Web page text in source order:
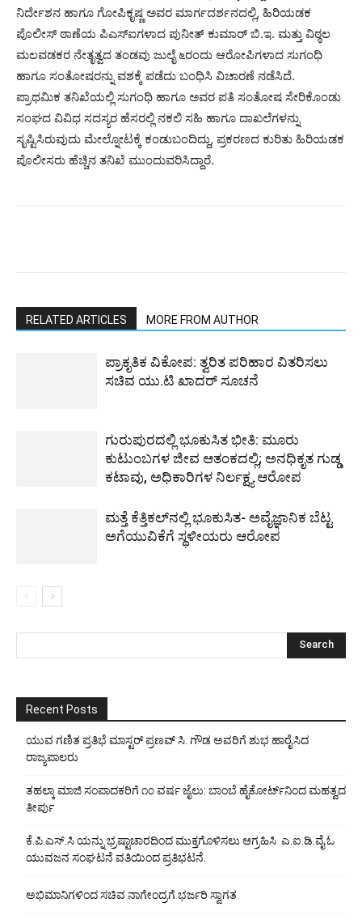
ನಿರ್ದೇಶನ ಹಾಗೂ ಗೋಪಿಕೃಷ್ಣ ಅವರ ಮಾರ್ಗದರ್ಶನದಲ್ಲಿ, ಹಿರಿಯಡಕ
ಪೊಲೀಸ್ ಠಾಣೆಯ ಪಿಎಸ್‌ಐಗಳಾದ ಪುನೀತ್ ಕುಮಾರ್ ಬಿ.ಇ. ಮತ್ತು ವಿಠ್ಠಲ
ಮಲವಡಕರ ನೇತೃತ್ವದ ತಂಡವು ಜುಲೈ ೬ರಂದು ಆರೋಪಿಗಳಾದ ಸುಗಂಧಿ
ಹಾಗೂ ಸಂತೋಷರನ್ನು ವಶಕ್ಕೆ ಪಡೆದು ಬಂಧಿಸಿ ವಿಚಾರಣೆ ನಡೆಸಿದೆ.
ಪ್ರಾಥಮಿಕ ತನಿಖೆಯಲ್ಲಿ ಸುಗಂಧಿ ಹಾಗೂ ಅವರ ಪತಿ ಸಂತೋಷ ಸೇರಿಕೊಂಡು
ಸಂಘದ ವಿವಿಧ ಸದಸ್ಯರ ಹೆಸರಲ್ಲಿ ನಕಲಿ ಸಹಿ ಹಾಗೂ ದಾಖಲೆಗಳನ್ನು
ಸೃಷ್ಟಿಸಿರುವುದು ಮೇಲ್ನೋಟಕ್ಕೆ ಕಂಡುಬಂದಿದ್ದು, ಪ್ರಕರಣದ ಕುರಿತು ಹಿರಿಯಡಕ
ಪೊಲೀಸರು ಹೆಚ್ಚಿನ ತನಿಖೆ ಮುಂದುವರಿಸಿದ್ದಾರೆ.
RELATED ARTICLES MORE FROM AUTHOR
ಪ್ರಾಕೃತಿಕ ವಿಕೋಪ: ತ್ವರಿತ ಪರಿಹಾರ ವಿತರಿಸಲು
ಸಚಿವ ಯು.ಟಿ ಖಾದರ್ ಸೂಚನೆ
ಗುರುಪುರದಲ್ಲಿ ಭೂಕುಸಿತ ಭೀತಿ: ಮೂರು
ಕುಟುಂಬಗಳ ಜೀವ ಆತಂಕದಲ್ಲಿ; ಅನಧಿಕೃತ ಗುಡ್ಡ
ಕಟಾವು, ಅಧಿಕಾರಿಗಳ ನಿರ್ಲಕ್ಷ್ಯ ಆರೋಪ
ಮತ್ತೆ ಕೆತ್ತಿಕಲ್‌ನಲ್ಲಿ ಭೂಕುಸಿತ- ಅವೈಜ್ಞಾನಿಕ ಬೆಟ್ಟ
ಅಗೆಯುವಿಕೆಗೆ ಸ್ಥಳೀಯರು ಆರೋಪ
Recent Posts
ಯುವ ಗಣಿತ ಪ್ರತಿಭೆ ಮಾಸ್ಟರ್ ಪ್ರಣವ್ ಸಿ. ಗೌಡ ಅವರಿಗೆ ಶುಭ ಹಾರೈಸಿದ
ರಾಜ್ಯಪಾಲರು
ತಹಲ್ಕಾ ಮಾಜಿ ಸಂಪಾದಕರಿಗೆ ೧೦ ವರ್ಷ ಜೈಲು: ಬಾಂಬೆ ಹೈಕೋರ್ಟ್‌ನಿಂದ ಮಹತ್ವದ
ತೀರ್ಪು
ಕೆ.ಪಿ.ಎಸ್.ಸಿ ಯನ್ನು ಭ್ರಷ್ಟಾಚಾರದಿಂದ ಮುಕ್ತಗೊಳಿಸಲು ಆಗ್ರಹಿಸಿ ಎ.ಐ.ಡಿ.ವೈ.ಓ
ಯುವಜನ ಸಂಘಟನೆ ವತಿಯಿಂದ ಪ್ರತಿಭಟನೆ.
ಅಭಿಮಾನಿಗಳಿಂದ ಸಚಿವ ನಾಗೇಂದ್ರಗೆ ಭರ್ಜರಿ ಸ್ವಾಗತ